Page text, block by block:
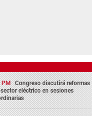
PM Congreso discutirá reformas
eléctrico en sesiones